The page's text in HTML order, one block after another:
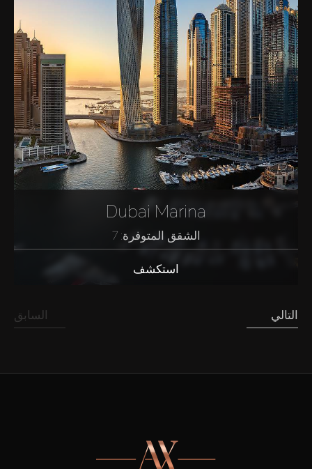
Dubai Marina
الشقق المتوفرة: 7
استكشف
السابق التالي